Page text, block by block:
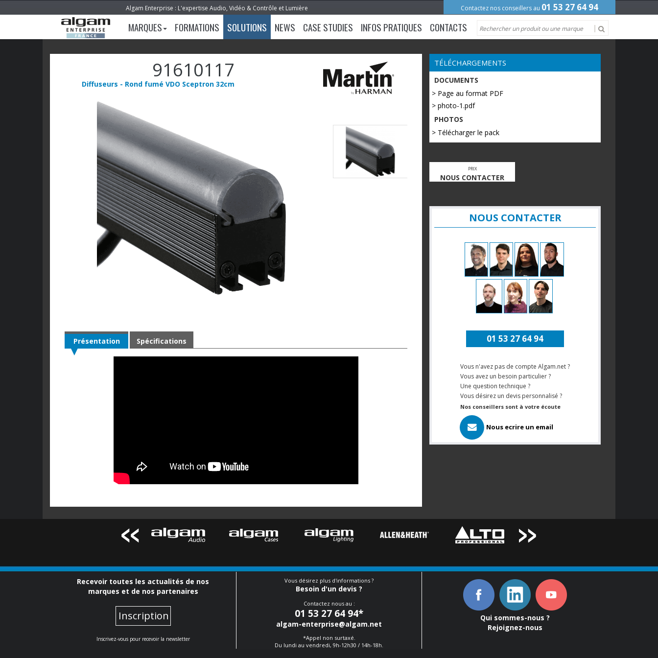
Algam Enterprise : L'expertise Audio, Vidéo & Contrôle et Lumière Contactez nos conseillers au 01 53 27 64 94
MARQUES FORMATIONS SOLUTIONS NEWS CASE STUDIES INFOS PRATIQUES CONTACTS
91610117
Diffuseurs - Rond fumé VDO Sceptron 32cm
Présentation Spécifications
TÉLÉCHARGEMENTS
DOCUMENTS
> Page au format PDF
> photo-1.pdf
PHOTOS
> Télécharger le pack
PRIX
NOUS CONTACTER
NOUS CONTACTER
01 53 27 64 94
Vous n'avez pas de compte Algam.net ?
Vous avez un besoin particulier ?
Une question technique ?
Vous désirez un devis personnalisé ?
Nos conseillers sont à votre écoute
Nous ecrire un email
Recevoir toutes les actualités de nos
marques et de nos partenaires
Inscription
Inscrivez-vous pour recevoir la newsletter
Vous désirez plus d'informations ?
Besoin d'un devis ?
Contactez nous au :
01 53 27 64 94*
algam-enterprise@algam.net
*Appel non surtaxé.
Du lundi au vendredi, 9h-12h30 / 14h-18h.
Qui sommes-nous ?
Rejoignez-nous